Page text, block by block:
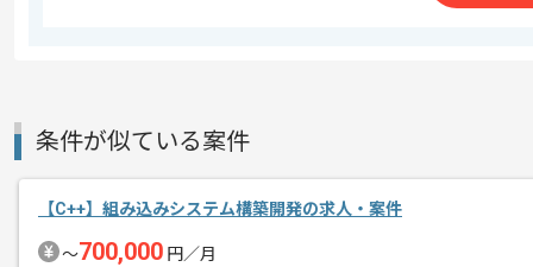
その他募集要項
商談回数
作業開始日
2016/07/18
条件が似ている案件
【C++】組み込みシステム構築開発の求人・案件
〜700,000 円／月